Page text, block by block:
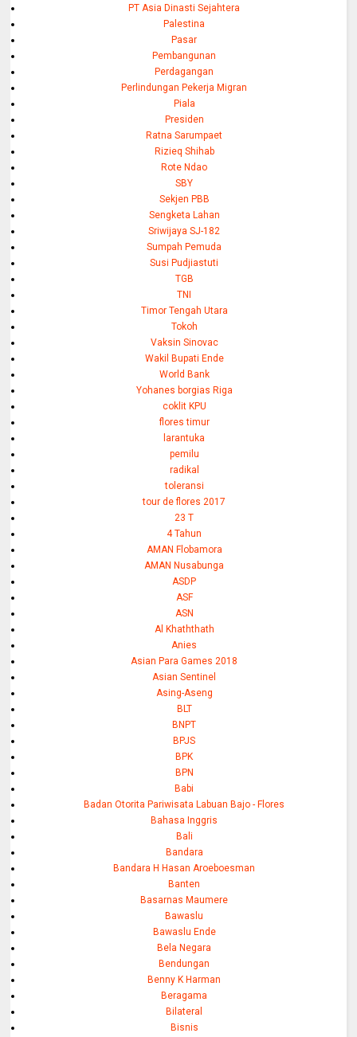
PT Asia Dinasti Sejahtera
Palestina
Pasar
Pembangunan
Perdagangan
Perlindungan Pekerja Migran
Piala
Presiden
Ratna Sarumpaet
Rizieq Shihab
Rote Ndao
SBY
Sekjen PBB
Sengketa Lahan
Sriwijaya SJ-182
Sumpah Pemuda
Susi Pudjiastuti
TGB
TNI
Timor Tengah Utara
Tokoh
Vaksin Sinovac
Wakil Bupati Ende
World Bank
Yohanes borgias Riga
coklit KPU
flores timur
larantuka
pemilu
radikal
toleransi
tour de flores 2017
23 T
4 Tahun
AMAN Flobamora
AMAN Nusabunga
ASDP
ASF
ASN
Al Khaththath
Anies
Asian Para Games 2018
Asian Sentinel
Asing-Aseng
BLT
BNPT
BPJS
BPK
BPN
Babi
Badan Otorita Pariwisata Labuan Bajo - Flores
Bahasa Inggris
Bali
Bandara
Bandara H Hasan Aroeboesman
Banten
Basarnas Maumere
Bawaslu
Bawaslu Ende
Bela Negara
Bendungan
Benny K Harman
Beragama
Bilateral
Bisnis